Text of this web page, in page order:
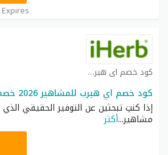
كود خصم اي هيرب كوبون
كود خصم اي هيرب للمشاهير 2026 خصم 40% + شحن مجاني
إذا كنتِ تبحثين عن التوفير الحقيقي
مشاهير...أكثر